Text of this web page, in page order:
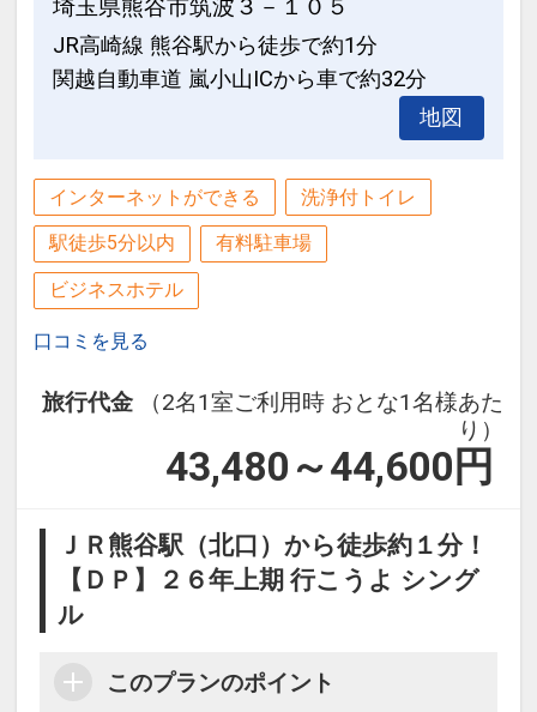
埼玉県熊谷市筑波３－１０５
JR高崎線 熊谷駅から徒歩で約1分
関越自動車道 嵐小山ICから車で約32分
地図
インターネットができる 洗浄付トイレ
駅徒歩5分以内 有料駐車場
ビジネスホテル
口コミを見る
旅行代金
（2名1室ご利用時 おとな1名様あた
り）
43,480～44,600 円
ＪＲ熊谷駅（北口）から徒歩約１分！
【ＤＰ】２６年上期 行こうよ シング
ル
このプランのポイント